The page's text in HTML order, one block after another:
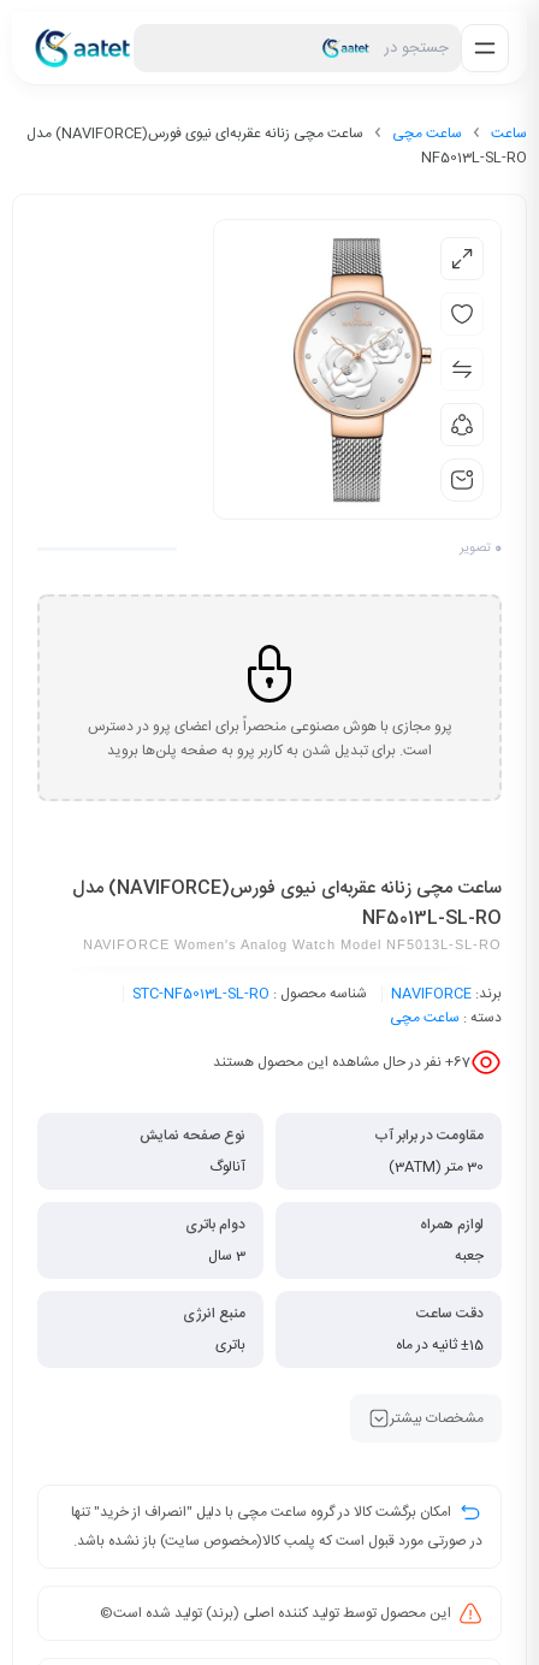
جستجو در
ساعت ساعت مچی
ساعت مچی زنانه عقربه‌ای نیوی فورس(NAVIFORCE) مدل
NF5013L-SL-RO
0 تصویر
پرو مجازی با هوش مصنوعی منحصراً برای اعضای پرو در دسترس
است. برای تبدیل شدن به کاربر پرو به صفحه پلن‌ها بروید
ساعت مچی زنانه عقربه‌ای نیوی فورس(NAVIFORCE) مدل
NF5013L-SL-RO
NAVIFORCE Women's Analog Watch Model NF5013L-SL-RO
برند: NAVIFORCE شناسه محصول : STC-NF5013L-SL-RO
دسته : ساعت مچی
67+ نفر در حال مشاهده این محصول هستند
مقاومت در برابر آب
30 متر (3ATM)
نوع صفحه نمایش
آنالوگ
لوازم همراه
جعبه
دوام باتری
3 سال
دقت ساعت
±15 ثانیه در ماه
منبع انرژی
باتری
مشخصات بیشتر
امکان برگشت کالا در گروه ساعت مچی با دلیل "انصراف از خرید" تنها
در صورتی مورد قبول است که پلمب کالا(مخصوص سایت) باز نشده باشد.
این محصول توسط تولید کننده اصلی (برند) تولید شده است©️